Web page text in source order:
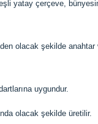
yatay çerçeve,
olacak şekilde anahtar
uygundur.
olacak şekilde üretilir.